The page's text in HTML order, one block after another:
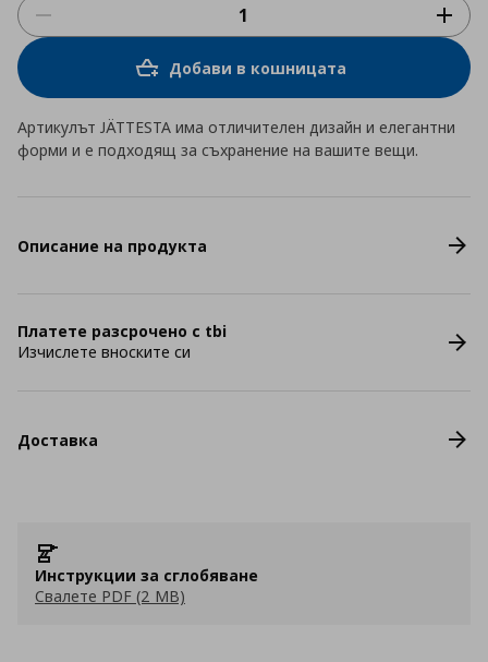
Добави в кошницата
Артикулът JÄTTESTA има отличителен дизайн и елегантни
форми и е подходящ за съхранение на вашите вещи.
Описание на продукта
Платете разсрочено с tbi
Изчислете вноските си
Доставка
Инструкции за сглобяване
Свалете PDF (2 MB)